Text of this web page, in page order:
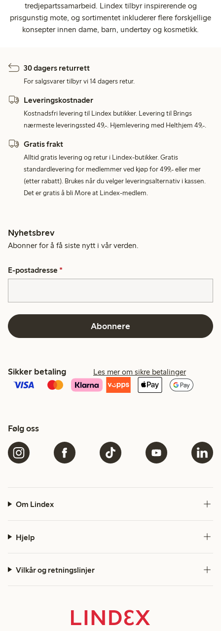
tredjepartssamarbeid. Lindex tilbyr inspirerende og
prisgunstig mote, og sortimentet inkluderer flere forskjellige
konsepter innen dame, barn, undertøy og kosmetikk.
30 dagers returrett
For salgsvarer tilbyr vi 14 dagers retur.
Leveringskostnader
Kostnadsfri levering til Lindex butikker. Levering til Brings
nærmeste leveringssted 49,-. Hjemlevering med Helthjem 49,-.
Gratis frakt
Alltid gratis levering og retur i Lindex-butikker. Gratis
standardlevering for medlemmer ved kjøp for 499,- eller mer
(etter rabatt). Brukes når du velger leveringsalternativ i kassen.
Det er gratis å bli More at Lindex-medlem.
Nyhetsbrev
Abonner for å få siste nytt i vår verden.
E-postadresse *
Abonnere
Sikker betaling Les mer om sikre betalinger
Følg oss
Om Lindex
Hjelp
Vilkår og retningslinjer